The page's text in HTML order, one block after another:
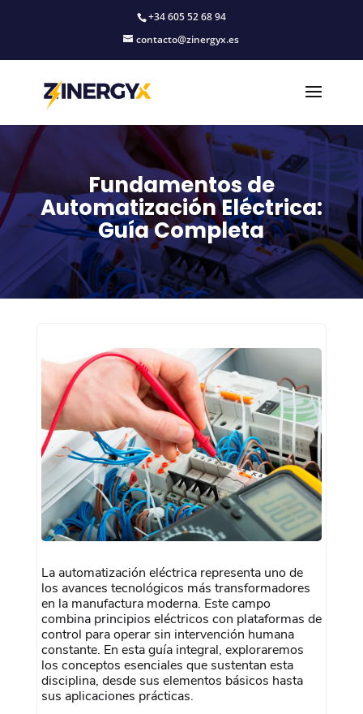
+34 605 52 68 94
contacto@zinergyx.es
Fundamentos de
Automatización Eléctrica:
Guía Completa
La automatización eléctrica representa uno de
los avances tecnológicos más transformadores
en la manufactura moderna. Este campo
combina principios eléctricos con plataformas de
control para operar sin intervención humana
constante. En esta guía integral, exploraremos
los conceptos esenciales que sustentan esta
disciplina, desde sus elementos básicos hasta
sus aplicaciones prácticas.